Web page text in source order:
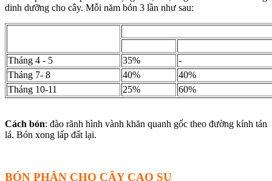
dinh dưỡng cho cây. Mỗi năm bón 3 lần như sau:
Tháng 4 - 5
35%
-
Tháng 7- 8
40%
40%
Tháng 10-11
25% 60%
Cách bón: đào rãnh hình vành khăn quanh gốc theo đường kính tán
lá. Bón xong lấp đất lại.
BÓN PHÂN CHO CÂY CAO SU